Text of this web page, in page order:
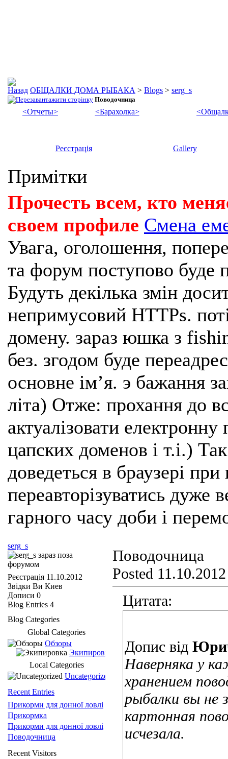
ОБЩАЛКИ ДОМА РЫБАКА > Blogs > serg_s
Поводочница
<Отчеты> <Барахолка>
Реєстрація Gallery
Примітки
Прочесть всем, кто
своем профиле Смена
Увага, оголошення,
та форум поступово буде
Будуть декілька змін
непримусовий HTTPs.
домену. зараз юшка з
без. згодом буде
основне імʼя. э бажання
літа) Отже: прохання до
актуалізовати
цапских доменов і т.і.)
доведеться в браузері
переавторізуватись
гарного часу доби і
Поводочница
Posted
Цитата:
Допис від
Наверняка у
хранением
рыбалки вы не
картонная
исчезала.
serg_s
Реєстрація 11.10.2012
Звідки Ви Киев
Дописи 0
Blog Entries 4
Blog Categories
Global Categories
Обзоры
Экипировка
Local Categories
Uncategorized
Recent Entries
Прикорми для донної ловлі
Прикормка
Прикорми для донної ловлі
Поводочница
Recent Visitors